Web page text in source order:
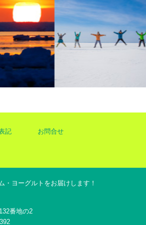
記 お問合せ
・ヨーグルトをお届けします！
番地の2